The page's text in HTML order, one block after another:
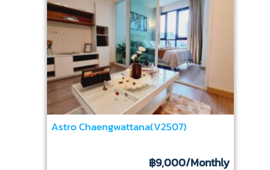
Astro Chaengwattana(V2507)
฿9,000/Monthly